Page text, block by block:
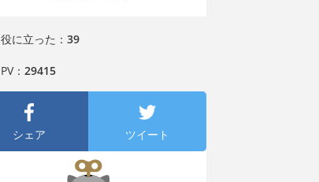
役に立った： 39
PV： 29415
シェア ツイート